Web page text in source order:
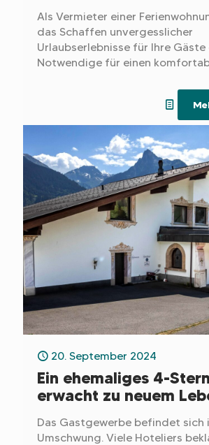
Als Vermieter einer
das Schaffen unvergesslicher
Urlaubserlebnisse für Ihre
Notwendige für einen
20. September 2024
Ein ehemaliges 4-
erwacht zu neuem
Das Gastgewerbe befindet sich
Umschwung. Viele Hoteliers